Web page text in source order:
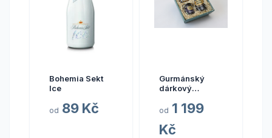
Bohemia Sekt
Ice
od 89 Kč
Gurmánský
dárkový
česnek, cibule,
od 1 199
Kč